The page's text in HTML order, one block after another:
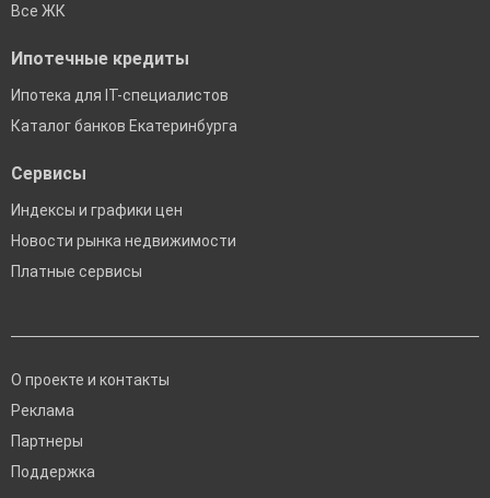
Все ЖК
Ипотечные кредиты
Ипотека для IT-специалистов
Каталог банков Екатеринбурга
Сервисы
Индексы и графики цен
Новости рынка недвижимости
Платные сервисы
О проекте и контакты
Реклама
Партнеры
Поддержка